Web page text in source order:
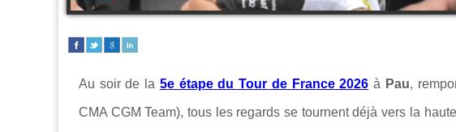
Au soir de la 5e étape du Tour de France 2026 à Pau,
CMA CGM Team), tous les regards se tournent déjà vers la